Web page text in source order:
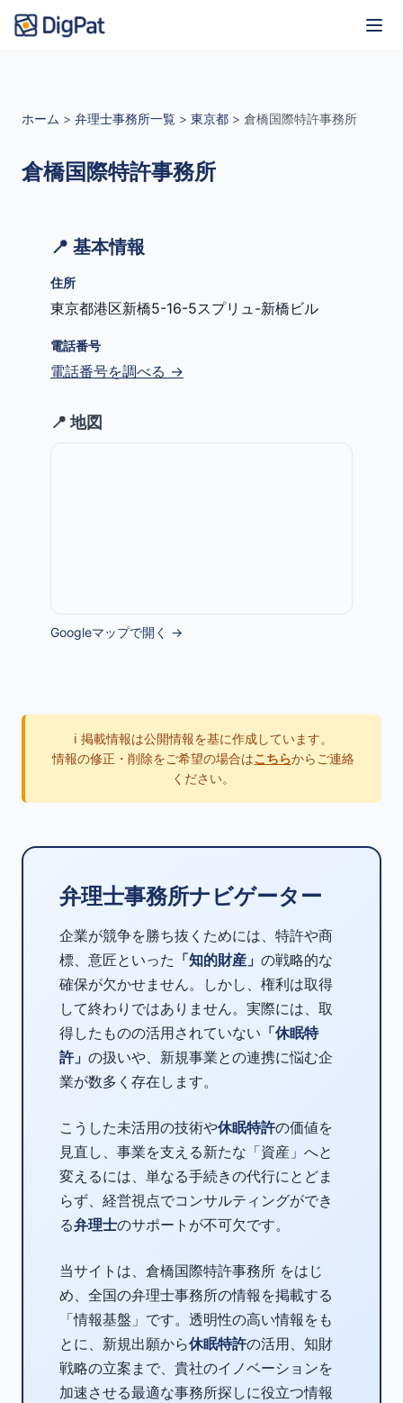
ホーム > 弁理士事務所一覧 > 東京都 > 倉橋国際特許事務所
倉橋国際特許事務所
📍 基本情報
住所
東京都港区新橋5-16-5スプリュ-新橋ビル
電話番号
電話番号を調べる →
📍 地図
Googleマップで開く →
ℹ️ 掲載情報は公開情報を基に作成しています。
情報の修正・削除をご希望の場合はこちらからご連絡
ください。
弁理士事務所ナビゲーター
企業が競争を勝ち抜くためには、特許や商
標、意匠といった 「知的財産」 の戦略的な
確保が欠かせません。しかし、権利は取得
して終わりではありません。実際には、取
得したものの活用されていない 「休眠特
許」 の扱いや、新規事業との連携に悩む企
業が数多く存在します。
こうした未活用の技術や休眠特許の価値を
見直し、事業を支える新たな「資産」へと
変えるには、単なる手続きの代行にとどま
らず、経営視点でコンサルティングができ
る弁理士のサポートが不可欠です。
当サイトは、倉橋国際特許事務所 をはじ
め、全国の弁理士事務所の情報を掲載する
「情報基盤」です。透明性の高い情報をも
とに、新規出願から休眠特許の活用、知財
戦略の立案まで、貴社のイノベーションを
加速させる最適な事務所探しに役立つ情報